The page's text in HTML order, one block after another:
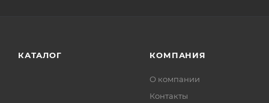
КАТАЛОГ КОМПАНИЯ
О компании
Контакты